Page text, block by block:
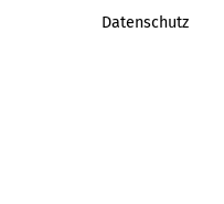
Datenschutz